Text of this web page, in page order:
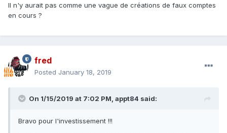
Il n'y aurait pas comme une vague de créations de faux comptes
en cours ?
fred
Posted January 18, 2019
On 1/15/2019 at 7:02 PM, appt84 said:
Bravo pour l'investissement !!!